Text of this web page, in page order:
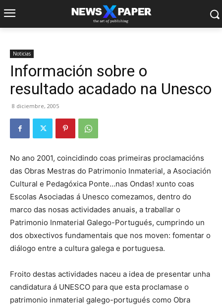
Noticias
Información sobre o
resultado acadado na Unesco
8 diciembre, 2005
No ano 2001, coincidindo coas primeiras proclamacións
das Obras Mestras do Patrimonio Inmaterial, a Asociación
Cultural e Pedagóxica Ponte…nas Ondas! xunto coas
Escolas Asociadas á Unesco comezamos, dentro do
marco das nosas actividades anuais, a traballar o
Patrimonio Inmaterial Galego-Portugués, cumprindo un
dos obxectivos fundamentais que nos moven: fomentar o
diálogo entre a cultura galega e portuguesa.
Froito destas actividades naceu a idea de presentar unha
candidatura á UNESCO para que esta proclamase o
patrimonio inmaterial galego-portugués como Obra